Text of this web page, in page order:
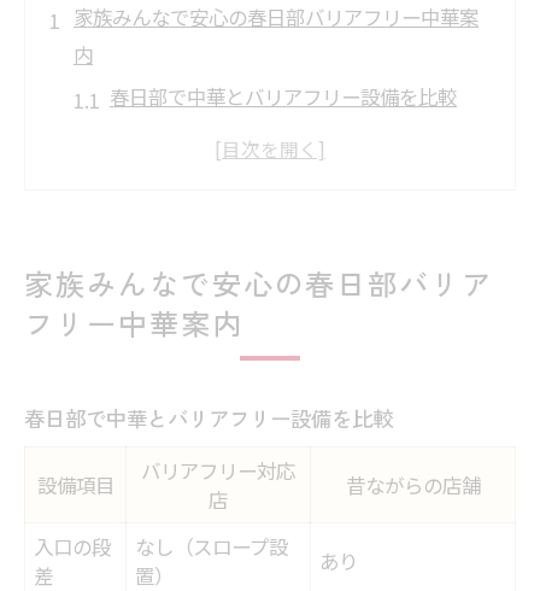
家族みんなで安心の春日部バリアフリー中華案
内
春日部で中華とバリアフリー設備を比較
広い通路が魅力の中華店で安心時間
中華を楽しむなら段差なしの店内へ
春日部市で見つける中華と快適空間の魅力
快適空間が自慢の中華店をタイプ別比較
中華店内のバリアフリー設備を徹底解説
ゆったり過ごせる中華店の選び方
春日部で中華と安心空間を両立するには
バリアフリーが叶える春日部の中華時間
家族みんなで安心の春日部バリア
フリー中華案内
春日部で中華とバリアフリー設備を比較
設備項目
バリアフリー対応
店
昔ながらの店舗
入口の段
差
なし（スロープ設
置）
あり